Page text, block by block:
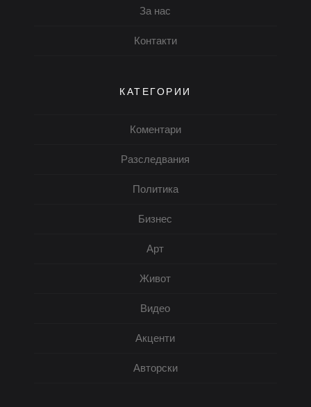
За нас
Контакти
КАТЕГОРИИ
Коментари
Разследвания
Политика
Бизнес
Арт
Живот
Видео
Акценти
Авторски